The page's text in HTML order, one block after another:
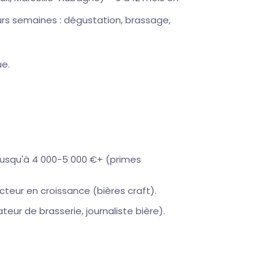
semaines : dégustation, brassage,
4 000-5 000 €+ (primes
en croissance (bières craft).
de brasserie, journaliste bière).